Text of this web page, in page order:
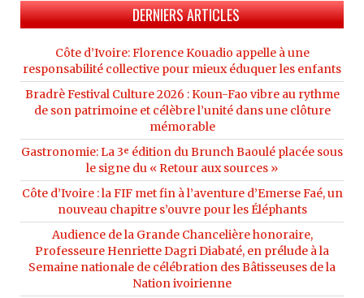
DERNIERS ARTICLES
Côte d’Ivoire: Florence Kouadio appelle à une
responsabilité collective pour mieux éduquer les enfants
Bradrè Festival Culture 2026 : Koun-Fao vibre au rythme
de son patrimoine et célèbre l’unité dans une clôture
mémorable
Gastronomie: La 3ᵉ édition du Brunch Baoulé placée sous
le signe du « Retour aux sources »
Côte d’Ivoire : la FIF met fin à l’aventure d’Emerse Faé, un
nouveau chapitre s’ouvre pour les Éléphants
Audience de la Grande Chancelière honoraire,
Professeure Henriette Dagri Diabaté, en prélude à la
Semaine nationale de célébration des Bâtisseuses de la
Nation ivoirienne